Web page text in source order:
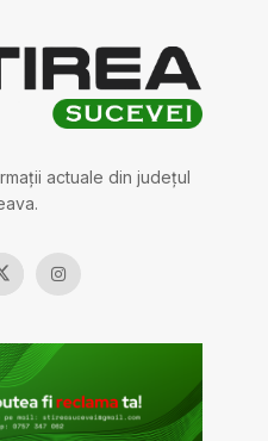
actuale din județul